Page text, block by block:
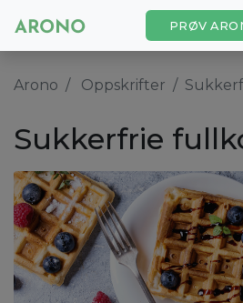
PRØV
Arono Oppskrifter
Sukkerfrie